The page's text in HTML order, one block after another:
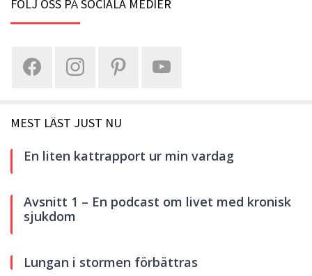
FÖLJ OSS PÅ SOCIALA MEDIER
MEST LÄST JUST NU
En liten kattrapport ur min vardag
Avsnitt 1 – En podcast om livet med kronisk
sjukdom
Lungan i stormen förbättras